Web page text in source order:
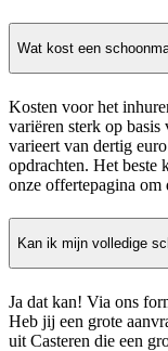
Wat kost een
Kosten voor het
variëren sterk op
varieert van dertig
opdrachten. Het beste
onze offertepagina
Kan ik mijn volledige
Ja dat kan! Via ons
Heb jij een grote
uit Casteren die een